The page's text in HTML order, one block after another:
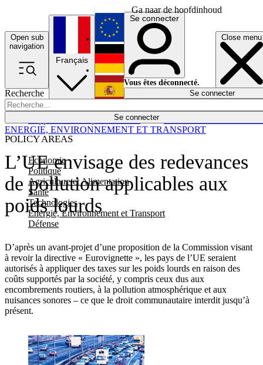
Ga naar de hoofdinhoud
Open sub
navigation
Close menu
Recherche
Se connecter
POLICY AREAS
Economie
Politique
Agriculture et Alimentation
Santé
Technologies
Energie, Environnement et Transport
Défense
Économie
Français
English
Deutsch
Español
Se connecter
Vous êtes déconnecté.
Se connecter
L’UE envisage des redevances
de pollution applicables aux
poids lourds
D’après un avant-projet d’une proposition de la Commission visant
à revoir la directive « Eurovignette », les pays de l’UE seraient
autorisés à appliquer des taxes sur les poids lourds en raison des
coûts supportés par la société, y compris ceux dus aux
encombrements routiers, à la pollution atmosphérique et aux
nuisances sonores – ce que le droit communautaire interdit jusqu’à
présent.
ENERGIE, ENVIRONNEMENT ET TRANSPORT